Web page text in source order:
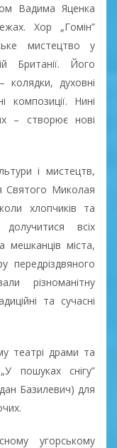
Вадима Яценка
Хор „Гомін”
мистецтво у
Британії. Його
колядки, духовні
композиції. Нині
– створює нові
і мистецтв,
Святого Миколая
хлопчиків та
всіх
мешканців міста,
передріздвяного
різноманітну
та сучасні
театрі драми та
пошуках снігу”
Базилевич) для
угорському